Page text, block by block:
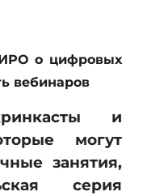
о цифровых
вебинаров
и
могут
занятия,
серия